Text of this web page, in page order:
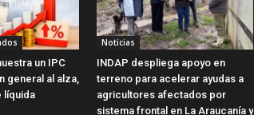
un IPC
general al alza,
líquida
Noticias
INDAP despliega apoyo en
terreno para acelerar ayudas a
agricultores afectados por
sistema frontal en La Araucanía y